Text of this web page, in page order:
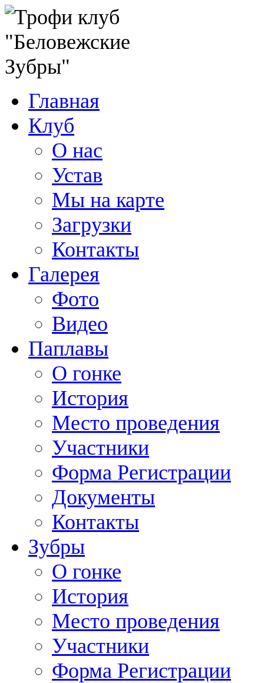
Главная
Клуб
О нас
Устав
Мы на карте
Загрузки
Контакты
Галерея
Фото
Видео
Паплавы
О гонке
История
Место проведения
Участники
Форма Регистрации
Документы
Контакты
Зубры
О гонке
История
Место проведения
Участники
Форма Регистрации